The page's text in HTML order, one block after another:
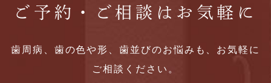
ご予約・ご相談はお気軽に
歯周病、歯の色や形、歯並びのお悩みも、お気軽に
ご相談ください。